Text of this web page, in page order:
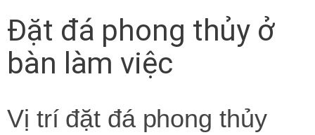
Đặt đá phong thủy ở
bàn làm việc
Vị trí đặt đá phong thủy